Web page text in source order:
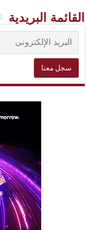
القائمة البريدية